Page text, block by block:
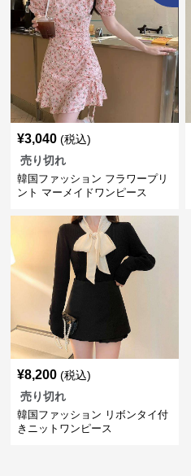
¥3,040 (税込)
売り切れ
韓国ファッション フラワープリ
ント マーメイドワンピース
¥8,200 (税込)
売り切れ
韓国ファッション リボンタイ付
きニットワンピース